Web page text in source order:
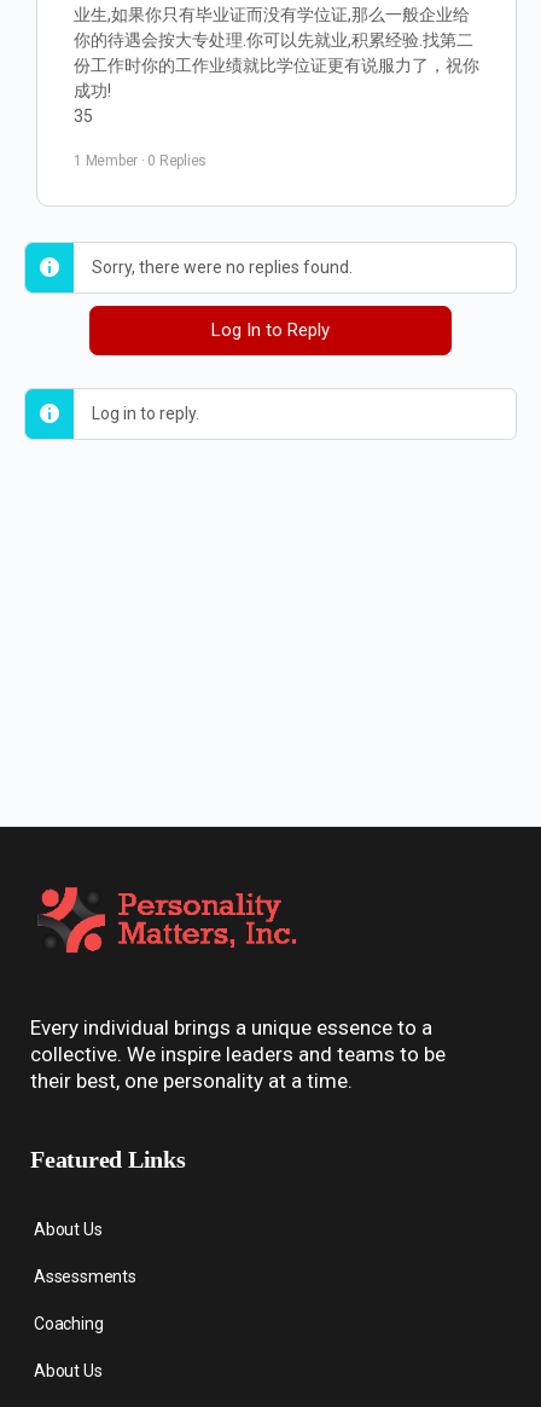
业生,如果你只有毕业证而没有学位证,那么一般企业给
你的待遇会按大专处理.你可以先就业,积累经验.找第二
份工作时你的工作业绩就比学位证更有说服力了，祝你
成功!
35
1 Member · 0 Replies
Sorry, there were no replies found.
Log In to Reply
Log in to reply.
Every individual brings a unique essence to a
collective. We inspire leaders and teams to be
their best, one personality at a time.
Featured Links
About Us
Assessments
Coaching
About Us